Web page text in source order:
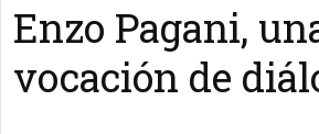
Enzo Pagani,
vocación de